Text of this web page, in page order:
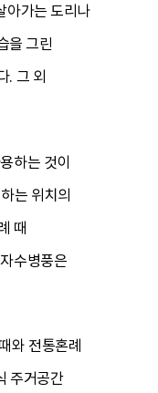
아가는 도리나
을 그린
. 그 외
하는 것이
는 위치의
때
수병풍은
와 전통혼례
주거공간